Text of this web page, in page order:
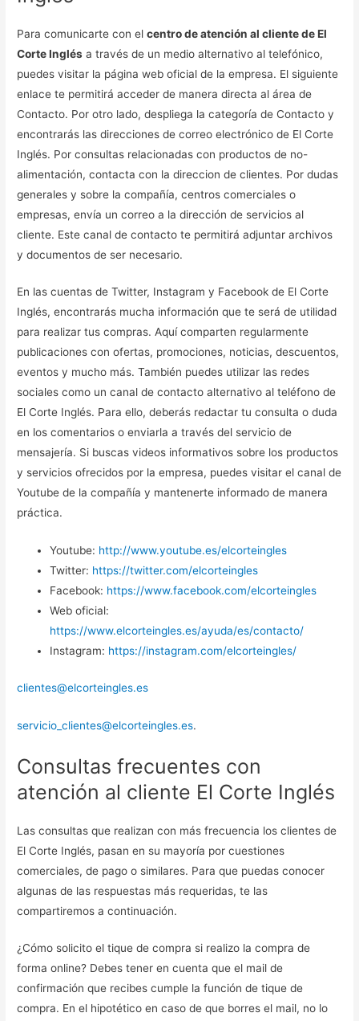
Para comunicarte con elcentro de atención al cliente de El
Corte Inglés a través de un medio alternativo al telefónico,
puedes visitar la página web oficial de la empresa. El siguiente
enlace te permitirá acceder de manera directa al área de
Contacto. Por otro lado, despliega la categoría de Contacto y
encontrarás las direcciones de correo electrónico de El Corte
Inglés. Por consultas relacionadas con productos de no-
alimentación, contacta con la direccion de clientes. Por dudas
generales y sobre la compañía, centros comerciales o
empresas, envía un correo a la dirección de servicios al
cliente. Este canal de contacto te permitirá adjuntar archivos
y documentos de ser necesario.
En las cuentas de Twitter, Instagram y Facebook de El Corte
Inglés, encontrarás mucha información que te será de utilidad
para realizar tus compras. Aquí comparten regularmente
publicaciones con ofertas, promociones, noticias, descuentos,
eventos y mucho más. También puedes utilizar las redes
sociales como un canal de contacto alternativo al teléfono de
El Corte Inglés. Para ello, deberás redactar tu consulta o duda
en los comentarios o enviarla a través del servicio de
mensajería. Si buscas videos informativos sobre los productos
y servicios ofrecidos por la empresa, puedes visitar el canal de
Youtube de la compañía y mantenerte informado de manera
práctica.
Youtube: http://www.youtube.es/elcorteingles
Twitter: https://twitter.com/elcorteingles
Facebook: https://www.facebook.com/elcorteingles
Web oficial:
https://www.elcorteingles.es/ayuda/es/contacto/
Instagram: https://instagram.com/elcorteingles/
clientes@elcorteingles.es
servicio_clientes@elcorteingles.es.
Consultas frecuentes con
atención al cliente El Corte Inglés
Las consultas que realizan con más frecuencia los clientes de
El Corte Inglés, pasan en su mayoría por cuestiones
comerciales, de pago o similares. Para que puedas conocer
algunas de las respuestas más requeridas, te las
compartiremos a continuación.
¿Cómo solicito el tique de compra si realizo la compra de
forma online? Debes tener en cuenta que el mail de
confirmación que recibes cumple la función de tique de
compra. En el hipotético en caso de que borres el mail, no lo